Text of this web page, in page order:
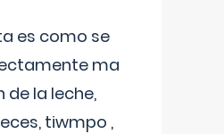
es como se
ma
de la leche,
tiwmpo ,